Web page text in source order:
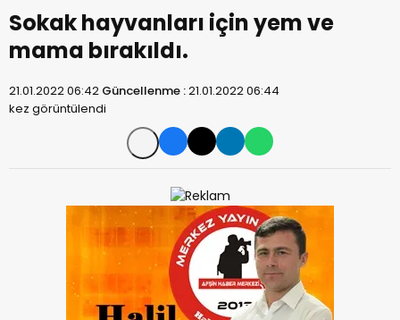
Sokak hayvanları için yem ve
mama bırakıldı.
21.01.2022 06:42 Güncellenme :21.01.2022 06:44
kez görüntülendi